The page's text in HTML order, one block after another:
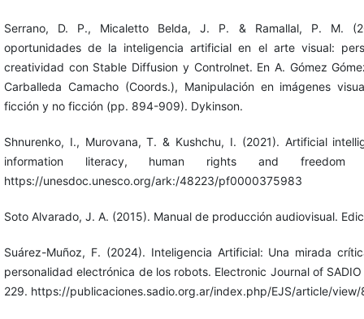
Serrano, D. P., Micaletto Belda, J. P. & Ramallal, P. M.
oportunidades de la inteligencia artificial en el arte visual:
creatividad con Stable Diffusion y Controlnet. En A. Gómez
Carballeda Camacho (Coords.), Manipulación en imágenes
ficción y no ficción (pp. 894-909). Dykinson.
Shnurenko, I., Murovana, T. & Kushchu, I. (2021). Artificial
information literacy, human rights and freedom
https://unesdoc.unesco.org/ark:/48223/pf0000375983
Soto Alvarado, J. A. (2015). Manual de producción audiovisual.
Suárez-Muñoz, F. (2024). Inteligencia Artificial: Una mirada
personalidad electrónica de los robots. Electronic Journal of
229. https://publicaciones.sadio.org.ar/index.php/EJS/article/